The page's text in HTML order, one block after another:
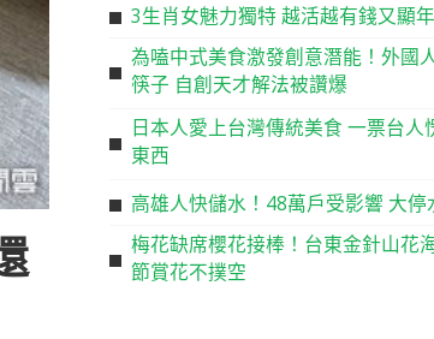
3生肖女魅力獨特 越活越有錢又顯
為嗑中式美食激發創意潛能！外國
筷子 自創天才解法被讚爆
日本人愛上台灣傳統美食 一票台人
東西
高雄人快儲水！48萬戶受影響 大停
梅花缺席櫻花接棒！台東金針山花
節賞花不撲空